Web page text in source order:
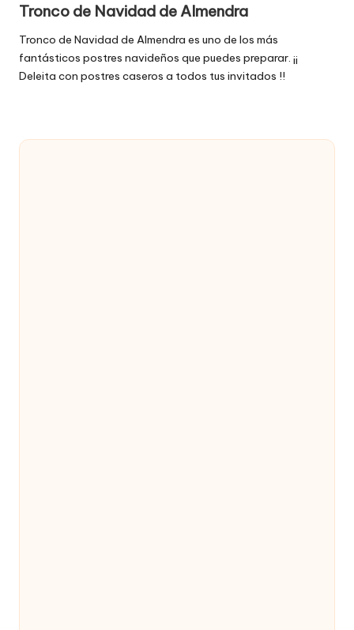
Tronco de Navidad de Almendra
Tronco de Navidad de Almendra es uno de los más
fantásticos postres navideños que puedes preparar. ¡¡
Deleita con postres caseros a todos tus invitados !!